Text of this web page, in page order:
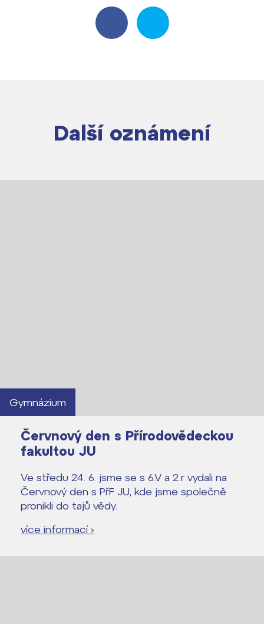
Další oznámení
Gymnázium
Červnový den s Přírodovědeckou
fakultou JU
Ve středu 24. 6. jsme se s 6.V a 2.r vydali na
Červnový den s PřF JU, kde jsme společně
pronikli do tajů vědy.
více informací ›